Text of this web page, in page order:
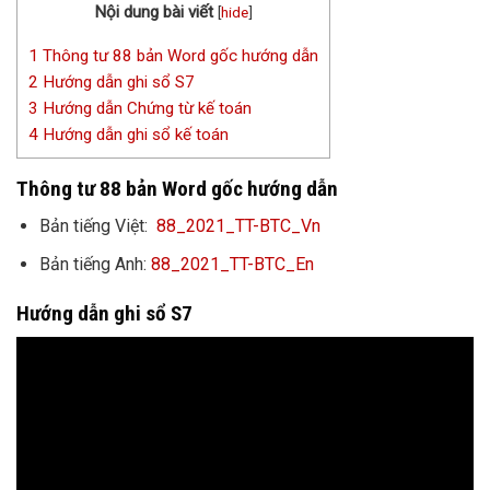
Nội dung bài viết [hide]
1 Thông tư 88 bản Word gốc hướng dẫn
2 Hướng dẫn ghi sổ S7
3 Hướng dẫn Chứng từ kế toán
4 Hướng dẫn ghi sổ kế toán
Thông tư 88 bản Word gốc hướng dẫn
Bản tiếng Việt: 88_2021_TT-BTC_Vn
Bản tiếng Anh: 88_2021_TT-BTC_En
Hướng dẫn ghi sổ S7